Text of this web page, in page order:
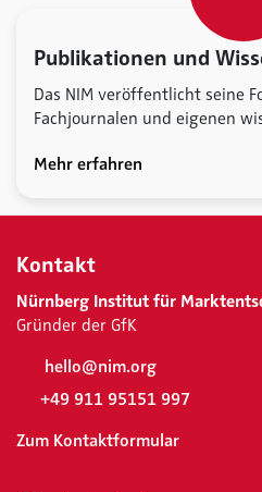
Publikationen und
Das NIM veröffentlicht seine
Fachjournalen und eigenen
Mehr erfahren
Kontakt
Nürnberg Institut für
Gründer der GfK
hello@nim.org
+49 911 95151 997
Zum Kontaktformular